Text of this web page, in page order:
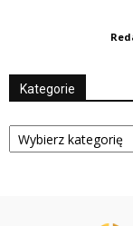
Kategorie
Kategorie